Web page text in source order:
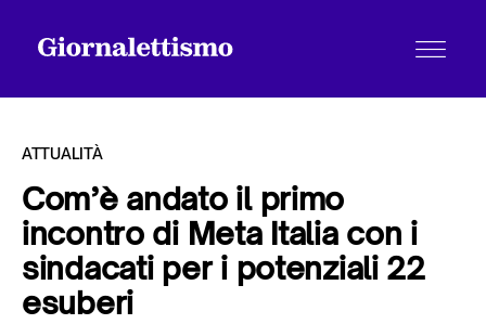
Tutti gli articoli
ATTUALITÀ
Com’è andato il primo
incontro di Meta Italia con i
sindacati per i potenziali 22
esuberi